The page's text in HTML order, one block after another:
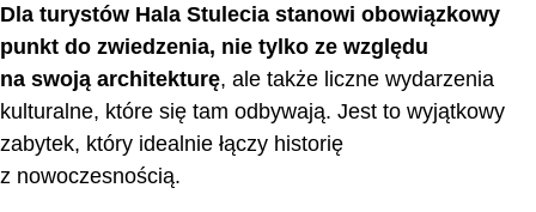
Dla turystów Hala Stulecia stanowi obowiązkowy
punkt do zwiedzenia, nie tylko ze względu
na swoją architekturę, ale także liczne wydarzenia
kulturalne, które się tam odbywają. Jest to wyjątkowy
zabytek, który idealnie łączy historię
z nowoczesnością.